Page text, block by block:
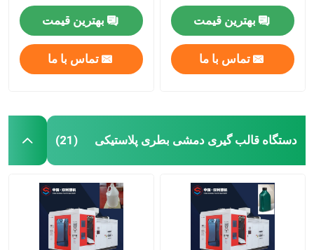
بهترین قیمت
تماس با ما
بهترین قیمت
تماس با ما
دستگاه قالب گیری دمشی بطری پلاستیکی (21)